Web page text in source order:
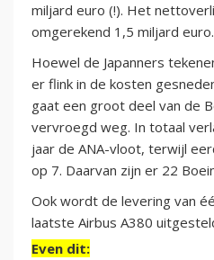
miljard euro (!). Het
omgerekend 1,5 miljard euro.
Hoewel de Japanners
er flink in de kosten
gaat een groot deel van de
vervroegd weg. In totaal
jaar de ANA-vloot, terwijl
op 7. Daarvan zijn er 22
Ook wordt de levering van
laatste Airbus A380
Even dit: